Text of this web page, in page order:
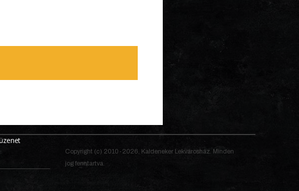
Copyright (c) 2010-2026, Kaldeneker Lekvárosház. Minden
jog fenntartva.